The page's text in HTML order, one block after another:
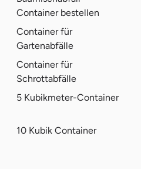
Container bestellen
Container für
Gartenabfälle
Container für
Schrottabfälle
5 Kubikmeter-Container
10 Kubik Container